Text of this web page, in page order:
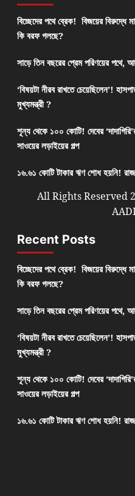
বিচ্ছেদের পথে ব্রেক! বিজয়ের বিরুদ্ধে
কি বরফ গলছে?
সাড়ে তিন বছরের প্রেম পরিণয়ের পথে,
‘বিষয়টা নীরব রাখতে চেয়েছিলেন’!
মুখ্যমন্ত্রী ?
শূন্য থেকে ১০০ কোটি! দেবের
সাওয়ের লড়াইয়ের গল্প
১৬.৬১ কোটি টাকার ঋণ শোধ হয়নি!
All Rights Reserved
Recent Posts
বিচ্ছেদের পথে ব্রেক! বিজয়ের বিরুদ্ধে
কি বরফ গলছে?
সাড়ে তিন বছরের প্রেম পরিণয়ের পথে,
‘বিষয়টা নীরব রাখতে চেয়েছিলেন’!
মুখ্যমন্ত্রী ?
শূন্য থেকে ১০০ কোটি! দেবের
সাওয়ের লড়াইয়ের গল্প
১৬.৬১ কোটি টাকার ঋণ শোধ হয়নি!